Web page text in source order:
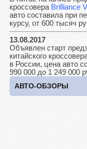
Lexus Lotus
Maserati
кроссовера Brilliance
авто составила при
курсу, от 600 тысяч
13.08.2017
Объявлен старт
китайского
в России, цена авто
990 000 до 1 249 000
АВТО-ОБЗОРЫ